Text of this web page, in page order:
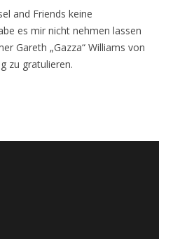
and Friends keine
es mir nicht nehmen lassen
Gareth „Gazza“ Williams von
zu gratulieren.